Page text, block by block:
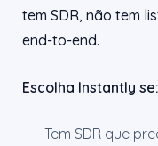
tem SDR, não tem
end-to-end.
Escolha Instantly se:
Tem SDR que